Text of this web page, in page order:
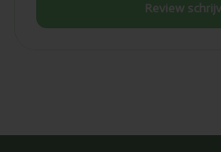
Review